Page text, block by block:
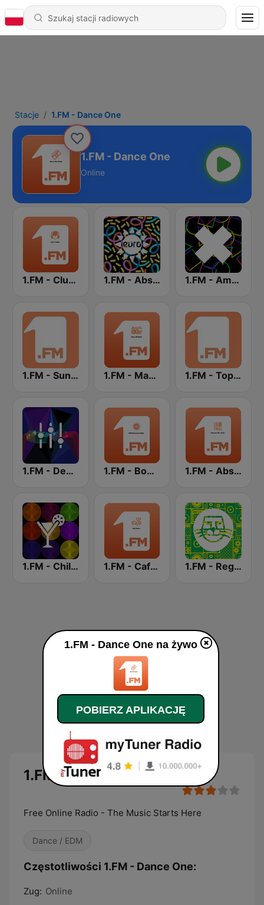
Stacje 1.FM - Dance One
1.FM - Dance One
Online
1.FM - Club 1 1.FM - Absolute Trance 1.FM - Amsterdam Trance
1.FM - Sunshine 1.FM - Magic 80 1.FM - Top 40
1.FM - Deep House 1.FM - Bom Psytrance 1.FM - Absolute 90s
1.FM - Chillout Lounge 1.FM - Cafe Radio 1.FM - Reggae
1.FM - Dance One
Free Online Radio - The Music Starts Here
Dance / EDM
Częstotliwości 1.FM - Dance One:
Zug: Online
1.FM - Dance One na żywo
POBIERZ APLIKACJĘ